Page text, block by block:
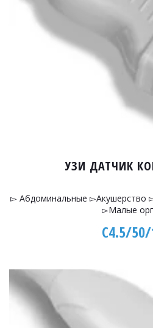
УЗИ ДАТЧИК
▻ Абдоминальные ▻Акушерство
▻Малые
C4.5/